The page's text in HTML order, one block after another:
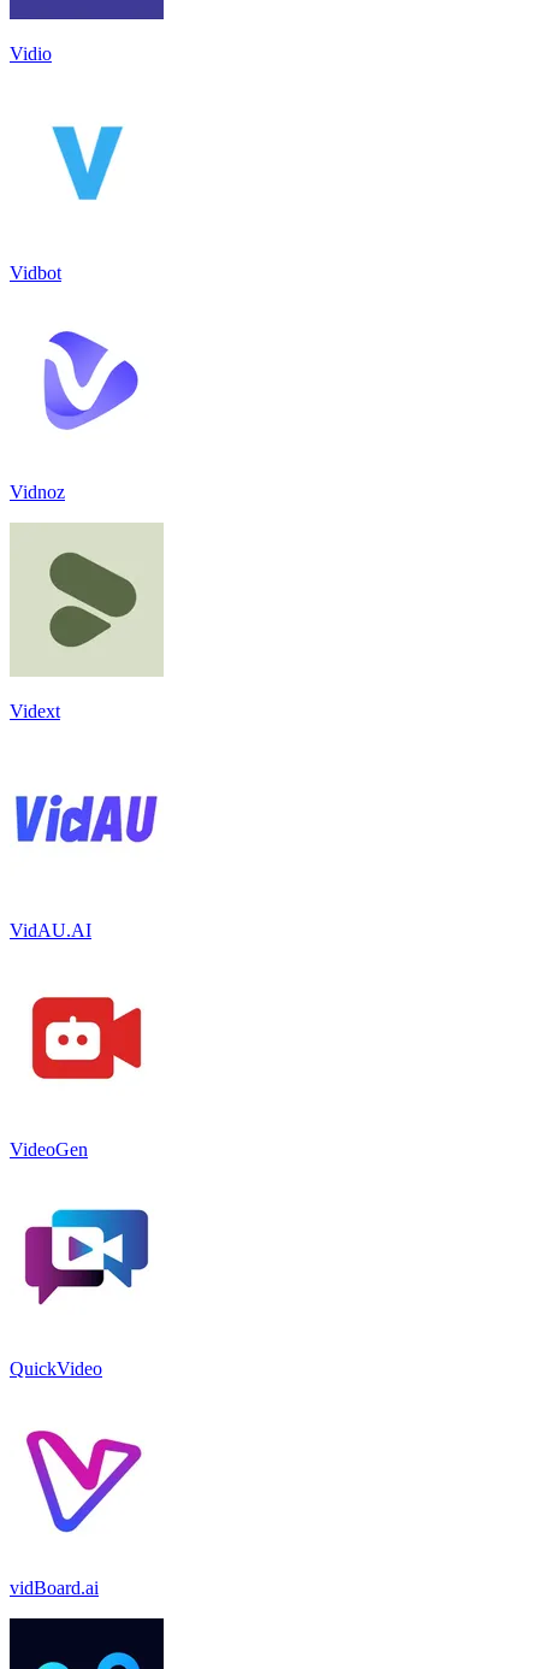
Vidio
Vidbot
Vidnoz
Vidext
VidAU.AI
VideoGen
QuickVideo
vidBoard.ai